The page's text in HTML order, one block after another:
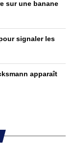
sur une banane
signaler les
apparaît